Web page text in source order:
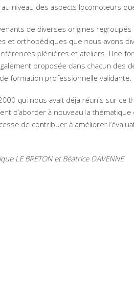
niveau des aspects locomoteurs
de diverses origines
et orthopédiques que nous avons
plénières et ateliers. Une
proposée dans chacun des
formation professionnelle validante.
qui nous avait déjà réunis sur ce
d’aborder à nouveau la
de contribuer à améliorer
LE BRETON et Béatrice DAVENNE